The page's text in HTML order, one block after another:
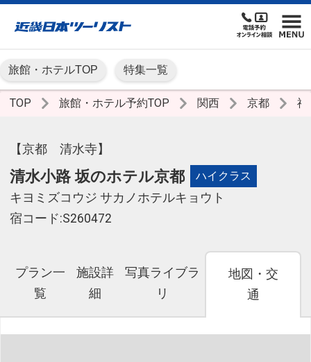
旅館・ホテルTOP 特集一覧
TOP 旅館・ホテル予約TOP 関西 京都
【京都 清水寺】
清水小路 坂のホテル京都 ハイクラス
キヨミズコウジ サカノホテルキョウト
宿コード:S260472
プラン一
覧
施設詳
細
写真ライブラ
リ
地図・交
通